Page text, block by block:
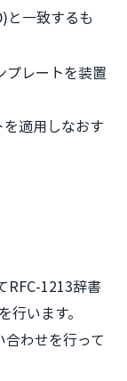
と一致するも
プレートを装置
を適用しなおす
RFC-1213辞書
います。
わせを行って